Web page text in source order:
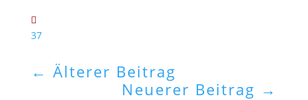
37
← Älterer Beitrag
Neuerer Beitrag →